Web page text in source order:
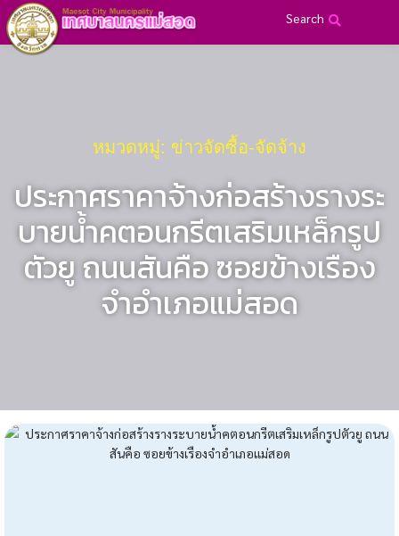
Search
หมวดหมู่: ข่าวจัดซื้อ-จัดจ้าง
ประกาศราคาจ้างก่อสร้างรางระ
บายน้ำคตอนกรีตเสริมเหล็กรูป
ตัวยู ถนนสันคือ ซอยข้างเรือง
จำอำเภอแม่สอด